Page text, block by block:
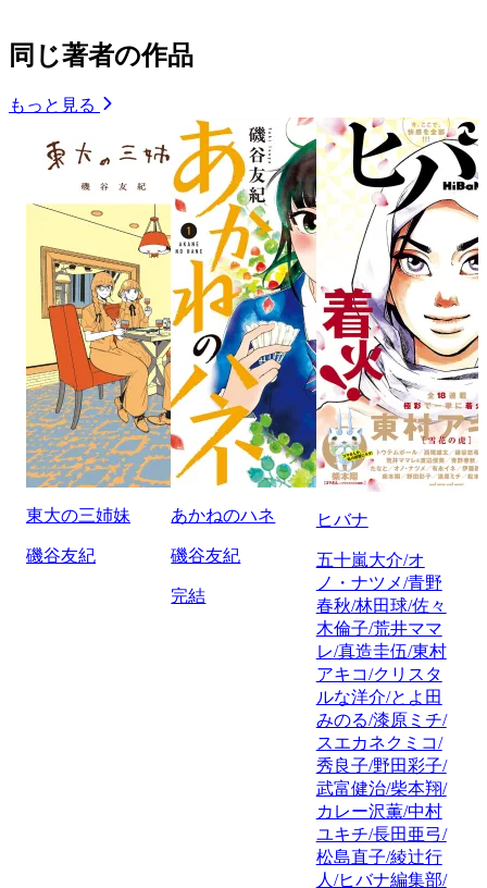
同じ著者の作品
もっと見る
東大の三姉妹
磯谷友紀
あかねのハネ
磯谷友紀
完結
ヒバナ
五十嵐大介/オ
ノ・ナツメ/青野
春秋/林田球/佐々
木倫子/荒井ママ
レ/真造圭伍/東村
アキコ/クリスタ
ルな洋介/とよ田
みのる/漆原ミチ/
スエカネクミコ/
秀良子/野田彩子/
武富健治/柴本翔/
カレー沢薫/中村
ユキチ/長田亜弓/
松島直子/綾辻行
人/ヒバナ編集部/